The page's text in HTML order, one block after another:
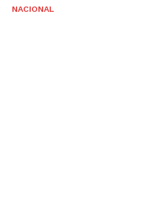
NACIONAL